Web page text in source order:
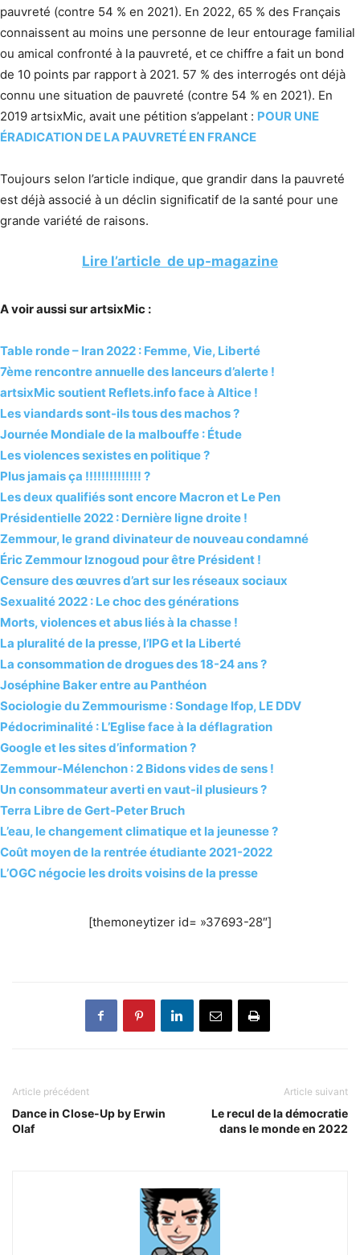
pauvreté (contre 54 % en 2021). En 2022, 65 % des Français
connaissent au moins une personne de leur entourage familial
ou amical confronté à la pauvreté, et ce chiffre a fait un bond
de 10 points par rapport à 2021. 57 % des interrogés ont déjà
connu une situation de pauvreté (contre 54 % en 2021). En
2019 artsixMic, avait une pétition s’appelant : POUR UNE
ÉRADICATION DE LA PAUVRETÉ EN FRANCE
Toujours selon l’article indique, que grandir dans la pauvreté
est déjà associé à un déclin significatif de la santé pour une
grande variété de raisons.
Lire l’article de up-magazine
A voir aussi sur artsixMic :
Table ronde – Iran 2022 : Femme, Vie, Liberté
7ème rencontre annuelle des lanceurs d’alerte !
artsixMic soutient Reflets.info face à Altice !
Les viandards sont-ils tous des machos ?
Journée Mondiale de la malbouffe : Étude
Les violences sexistes en politique ?
Plus jamais ça !!!!!!!!!!!!!! ?
Les deux qualifiés sont encore Macron et Le Pen
Présidentielle 2022 : Dernière ligne droite !
Zemmour, le grand divinateur de nouveau condamné
Éric Zemmour Iznogoud pour être Président !
Censure des œuvres d’art sur les réseaux sociaux
Sexualité 2022 : Le choc des générations
Morts, violences et abus liés à la chasse !
La pluralité de la presse, l’IPG et la Liberté
La consommation de drogues des 18-24 ans ?
Joséphine Baker entre au Panthéon
Sociologie du Zemmourisme : Sondage Ifop, LE DDV
Pédocriminalité : L’Eglise face à la déflagration
Google et les sites d’information ?
Zemmour-Mélenchon : 2 Bidons vides de sens !
Un consommateur averti en vaut-il plusieurs ?
Terra Libre de Gert-Peter Bruch
L’eau, le changement climatique et la jeunesse ?
Coût moyen de la rentrée étudiante 2021-2022
L’OGC négocie les droits voisins de la presse
[themoneytizer id= »37693-28″]
Article précédent
Dance in Close-Up by Erwin
Olaf
Article suivant
Le recul de la démocratie
dans le monde en 2022